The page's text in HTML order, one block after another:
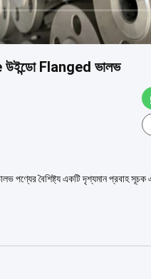
উইন্ডো Flanged ভালভ
বৈশিষ্ট্য একটি দৃশ্যমান প্রবাহ সূচক